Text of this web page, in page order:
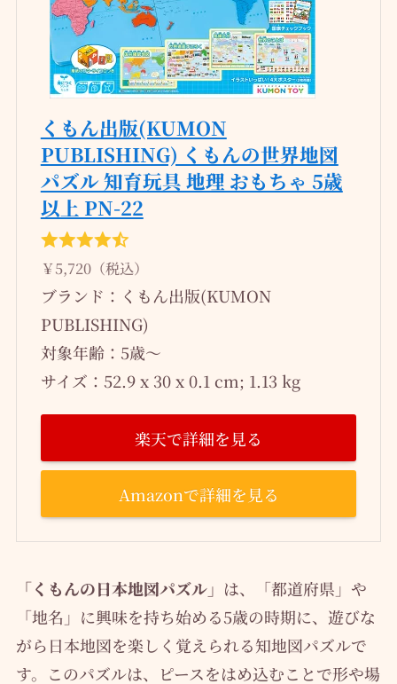
くもん出版(KUMON
PUBLISHING) くもんの世界地図
パズル 知育玩具 地理 おもちゃ 5歳
以上 PN-22
￥5,720（税込）
ブランド：くもん出版(KUMON
PUBLISHING)
対象年齢：5歳～
サイズ：‎52.9 x 30 x 0.1 cm; 1.13 kg
楽天で詳細を見る
Amazonで詳細を見る
「くもんの日本地図パズル」 は、「都道府県」や
「地名」に興味を持ち始める5歳の時期に、遊びな
がら日本地図を楽しく覚えられる知地図パズルで
す。このパズルは、ピースをはめ込むことで形や場